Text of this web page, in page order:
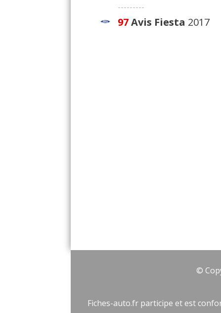
---------
97Avis Fiesta 2017
©
Fiches-auto.fr participe et est